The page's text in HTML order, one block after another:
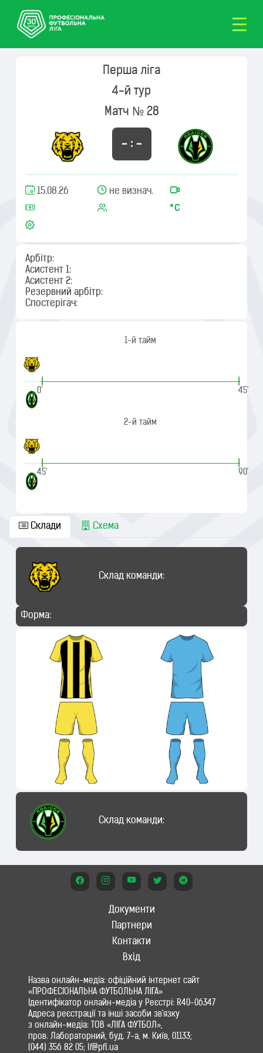
Перша ліга
4-й тур
Матч № 28
– : –
15.08.26 не визнач.
Арбітр:
Асистент 1:
Асистент 2:
Резервний арбітр:
Спостерігач:
1-й тайм
|
0'
|
45'
2-й тайм
|
45'
|
90'
Склади Схема
Склад команди:
Форма:
Склад команди:
Документи
Партнери
Контакти
Вхід
Назва онлайн-медіа: офіційний інтернет сайт
«ПРОФЕСІОНАЛЬНА ФУТБОЛЬНА ЛІГА»
Ідентифікатор онлайн-медіа у Реєстрі: R40-06347
Адреса реєстрації та інші засоби зв'язку
з онлайн-медіа: ТОВ «ЛІГА ФУТБОЛ»,
пров. Лабораторний, буд. 7-а, м. Київ, 01133;
(044) 356 82 05; lf@pfl.ua